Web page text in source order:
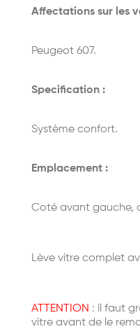
Affectations sur les
Peugeot 607.
Specification :
Système confort.
Emplacement :
Coté avant gauche,
Lève vitre complet
ATTENTION : il faut
vitre avant de le